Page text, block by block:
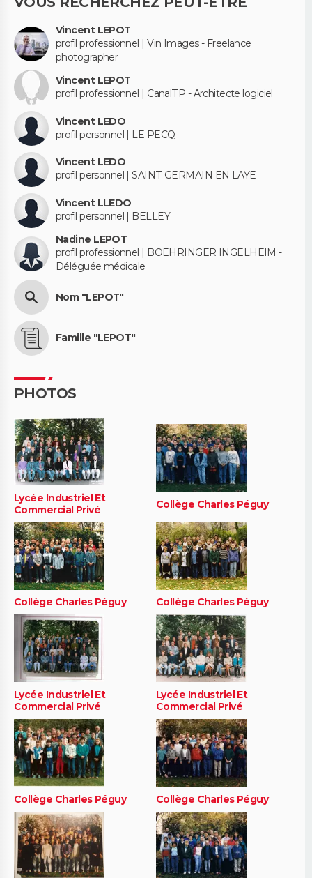
Vincent LEPOT
profil professionnel | Vin Images - Freelance
photographer
Vincent LEPOT
profil professionnel | CanalTP - Architecte logiciel
Vincent LEDO
profil personnel | LE PECQ
Vincent LEDO
profil personnel | SAINT GERMAIN EN LAYE
Vincent LLEDO
profil personnel | BELLEY
Nadine LEPOT
profil professionnel | BOEHRINGER INGELHEIM -
Déléguée médicale
Nom "LEPOT"
Famille "LEPOT"
PHOTOS
Lycée Industriel Et
Commercial Privé
Collège Charles Péguy
Collège Charles Péguy Collège Charles Péguy
Lycée Industriel Et
Commercial Privé
Lycée Industriel Et
Commercial Privé
Collège Charles Péguy Collège Charles Péguy